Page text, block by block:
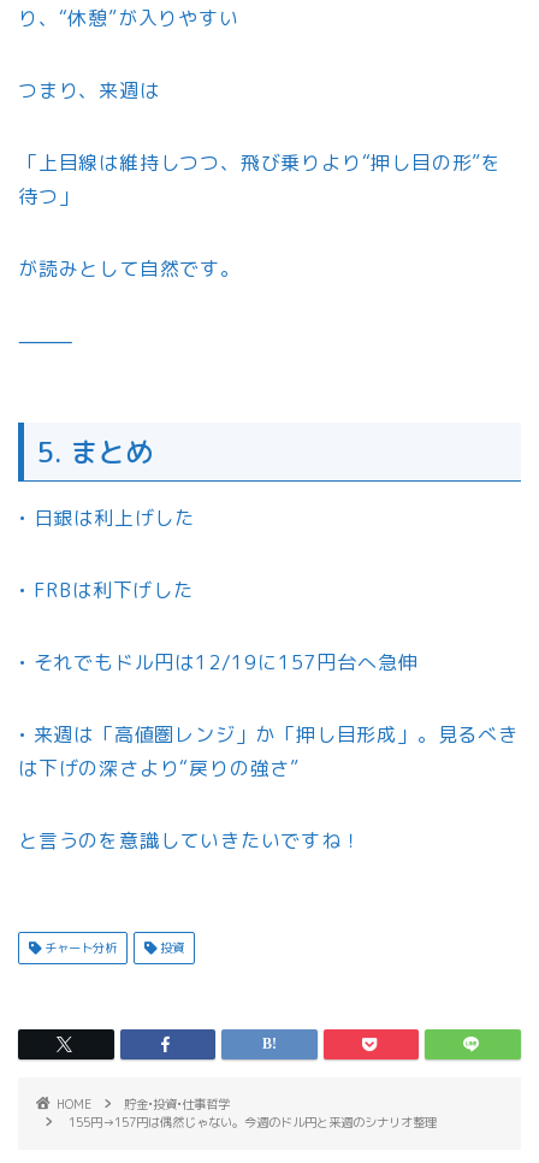
り、“休憩”が入りやすい
つまり、来週は
「上目線は維持しつつ、飛び乗りより“押し目の形”を
待つ」
が読みとして自然です。
⸻
5. まとめ
• 日銀は利上げした
• FRBは利下げした
• それでもドル円は12/19に157円台へ急伸
• 来週は「高値圏レンジ」か「押し目形成」。見るべき
は下げの深さより“戻りの強さ”
と言うのを意識していきたいですね！
チャート分析 投資
HOME
貯金•投資•仕事哲学
155円→157円は偶然じゃない。今週のドル円と来週のシナリオ整理